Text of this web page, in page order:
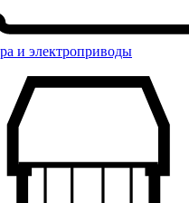
и электроприводы